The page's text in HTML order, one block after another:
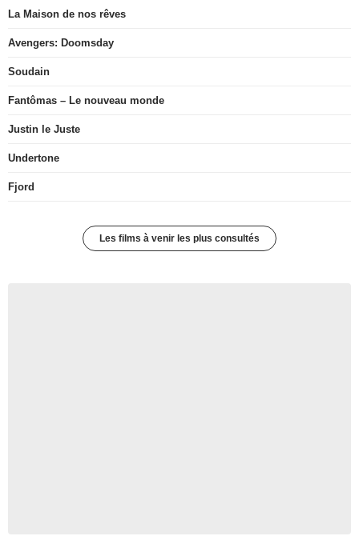
La Maison de nos rêves
Avengers: Doomsday
Soudain
Fantômas – Le nouveau monde
Justin le Juste
Undertone
Fjord
Les films à venir les plus consultés